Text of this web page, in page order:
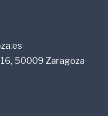
16, 50009 Zaragoza